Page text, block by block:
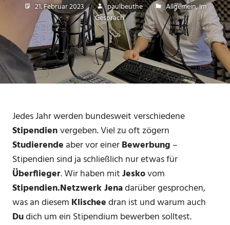
21. Februar 2023 paulbeuthe Allgemein,Im
Gespräch
Jedes Jahr werden bundesweit verschiedene
Stipendienvergeben. Viel zu oft zögern
Studierende aber vor einerBewerbung –
Stipendien sind ja schließlich nur etwas für
Überflieger. Wir haben mitJeskovom
Stipendien.Netzwerk Jenadarüber gesprochen,
was an diesem Klischeedran ist und warum auch
Dudich um ein Stipendium bewerben solltest.